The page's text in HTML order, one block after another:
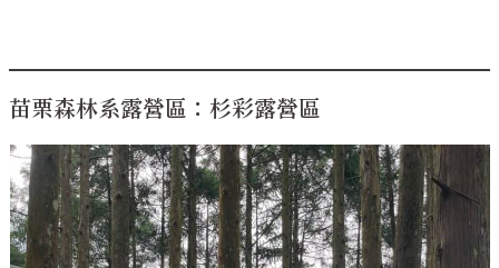
苗栗森林系露營區：杉彩露營區